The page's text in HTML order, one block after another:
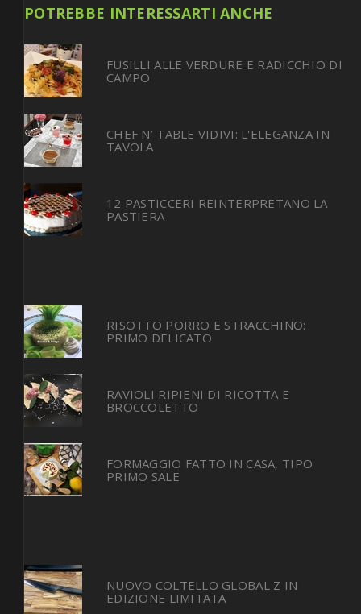
POTREBBE INTERESSARTI ANCHE
FUSILLI ALLE VERDURE E RADICCHIO DI
CAMPO
CHEF N’ TABLE VIDIVI: L'ELEGANZA IN
TAVOLA
12 PASTICCERI REINTERPRETANO LA
PASTIERA
RISOTTO PORRO E STRACCHINO:
PRIMO DELICATO
RAVIOLI RIPIENI DI RICOTTA E
BROCCOLETTO
FORMAGGIO FATTO IN CASA, TIPO
PRIMO SALE
NUOVO COLTELLO GLOBAL Z IN
EDIZIONE LIMITATA